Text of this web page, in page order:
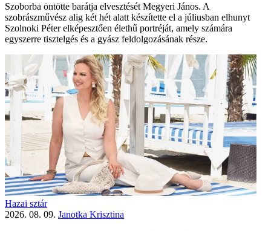
Szoborba öntötte barátja elvesztését Megyeri János. A
szobrászművész alig két hét alatt készítette el a júliusban elhunyt
Szolnoki Péter elképesztően élethű portréját, amely számára
egyszerre tisztelgés és a gyász feldolgozásának része.
Hazai sztár
2026. 08. 09. Janotka Krisztina